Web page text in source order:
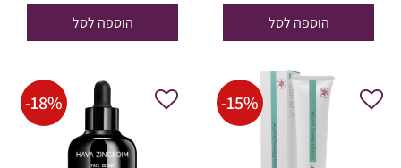
היה:
₪78.00.
הוא:
הוספה לסל
היה:
₪165.00.
הוספה לסל
-15%
-18%